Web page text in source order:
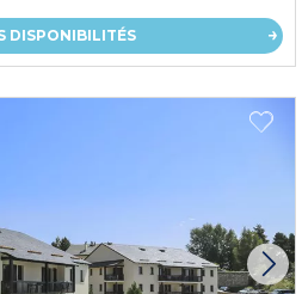
DISPONIBILITÉS